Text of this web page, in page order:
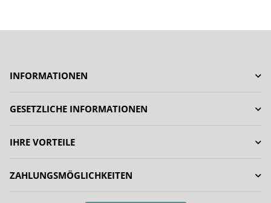
INFORMATIONEN
GESETZLICHE INFORMATIONEN
IHRE VORTEILE
ZAHLUNGSMÖGLICHKEITEN